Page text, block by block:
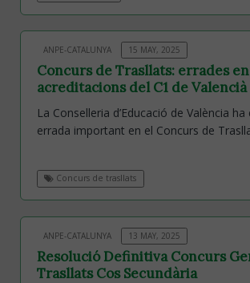
ANPE-CATALUNYA 15 MAY, 2025
Concurs de Trasllats: errades
acreditacions del C1 de Valencià
La Conselleria d’Educació de València
errada important en el Concurs de
Concurs de trasllats
ANPE-CATALUNYA 13 MAY, 2025
Resolució Definitiva Concurs
Trasllats Cos Secundària